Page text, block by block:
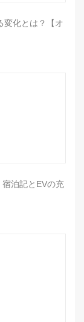
変化とは？【オ
宿泊記とEVの充